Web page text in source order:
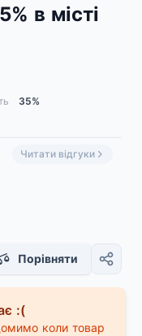
в місті
35%
Читати відгуки
Порівняти
:(
коли товар